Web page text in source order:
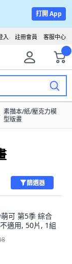
打開 App
客服中心
註冊會員
入
素描本/紙/壓克力模
型版畫
篩選器
可 第5季 綜合
適用, 50片, 1組